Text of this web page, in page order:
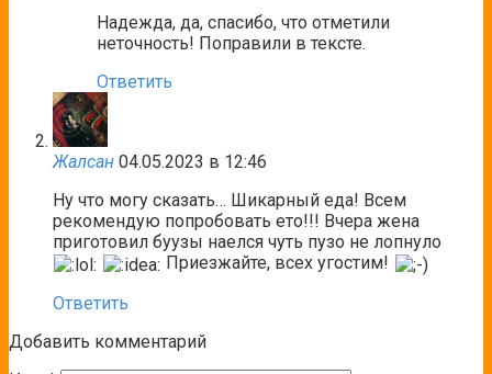
Надежда, да, спасибо, что отметили
неточность! Поправили в тексте.
Ответить
Жалсан 04.05.2023 в 12:46
Ну что могу сказать… Шикарный еда! Всем
рекомендую попробовать ето!!! Вчера жена
приготовил буузы наелся чуть пузо не лопнуло
Приезжайте, всех угостим!
Ответить
Добавить комментарий